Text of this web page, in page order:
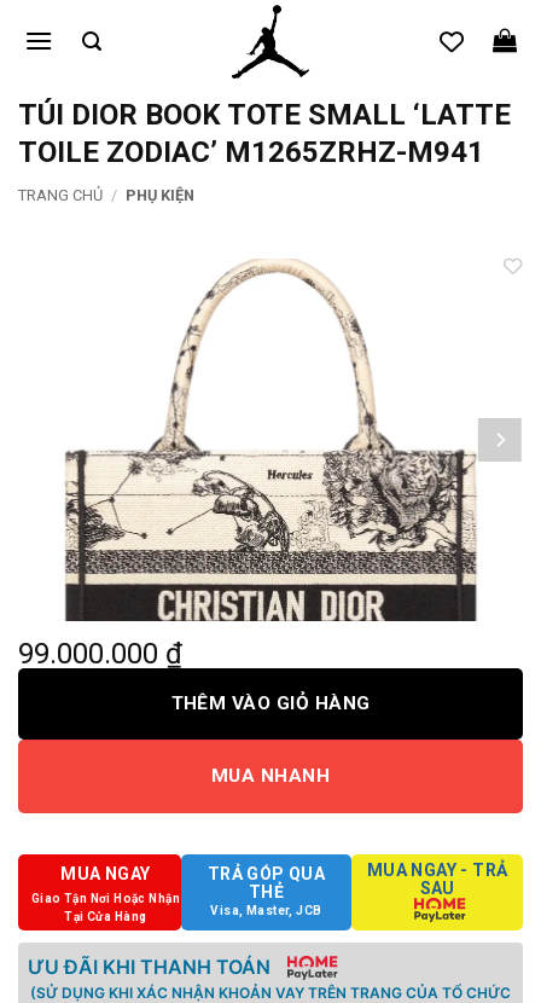
qua
dungTÚI DIOR BOOK TOTE SMALL ‘LATTE
TOILE ZODIAC’ M1265ZRHZ-M941
TRANG CHỦ / PHỤ KIỆN
99.000.000 ₫
THÊM VÀO GIỎ HÀNG
MUA NHANH
MUA NGAY
Giao Tận Nơi Hoặc Nhận
Tại Cửa Hàng
TRẢ GÓP QUA
THẺ
Visa, Master, JCB
MUA NGAY - TRẢ
SAU
ƯU ĐÃI KHI THANH TOÁN
(SỬ DỤNG KHI XÁC NHẬN KHOẢN VAY TRÊN TRANG CỦA TỔ CHỨC